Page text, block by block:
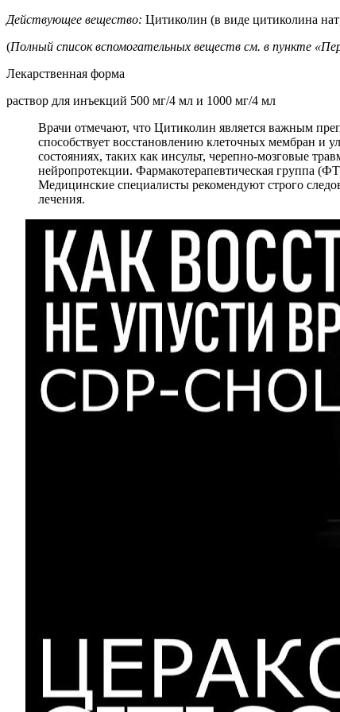
Действующее вещество: Цитиколин (в виде цитиколина
(Полный список вспомогательных веществ см. в пункте «
Лекарственная форма
раствор для инъекций 500 мг/4 мл и 1000 мг/4 мл
Врачи отмечают, что Цитиколин является важным
способствует восстановлению клеточных мембран и
состояниях, таких как инсульт, черепно-мозговые
нейропротекции. Фармакотерапевтическая группа
Медицинские специалисты рекомендуют строго
лечения.